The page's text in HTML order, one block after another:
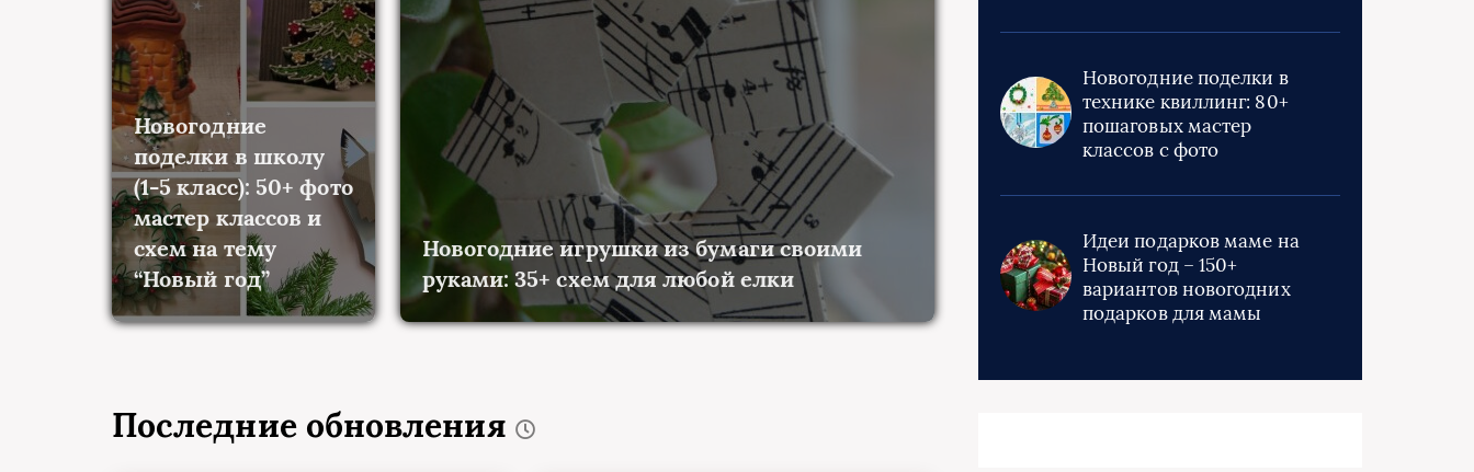
Новогодние
поделки в школу
(1-5 класс): 50+ фото
мастер классов и
схем на тему
“Новый год”
Новогодние игрушки из бумаги своими
руками: 35+ схем для любой елки
Последние обновления
Новогодние поделки в
технике квиллинг: 80+
пошаговых мастер
классов с фото
Идеи подарков маме на
Новый год – 150+
вариантов новогодних
подарков для мамы